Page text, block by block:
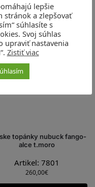
topánky nubuck fango-
alce t.moro
Artikel: 7801
260,00€
lepšie
stránok a zlepšovať
súhlasíte s
Svoj súhlas
upraviť nastavenia
Zistiť viac